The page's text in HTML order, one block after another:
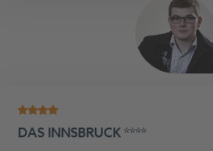
DAS INNSBRUCK ****